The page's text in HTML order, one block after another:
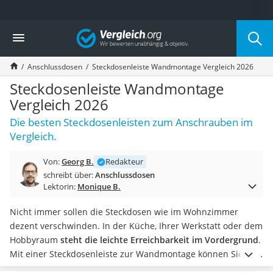
Die beliebtesten Vergleiche nach Kategorie
Baumarkt
Tresor feuerfest
Makita-Akku-Rasenmäher
Kappsäge
Smartes Türschloss
Akku-Rasentrimmer
Feuchtigkeitsmessgerät
Split-Klimaanlage 2 Innengeräte
Bohrmaschine
Tiefbrunnenpumpe
Hochdruckreiniger
Doppelschleifer
Überwachungskamera
Benzinrasenmäher mit Elektrostart
Akku-Laubsauger
Vergleich
Anschlussdosen Steckdosenleiste Wandmontage Vergleich 2026
Steckdosenleiste Wandmontage
Vergleich 2026
Die besten Steckdosenleisten zum Anschrauben im
Vergleich.
Von:Georg B.
Redakteur
schreibt über:Anschlussdosen
Lektorin: Monique B.
Nicht immer sollen die Steckdosen wie im Wohnzimmer
dezent verschwinden. In der Küche, Ihrer Werkstatt oder dem
Hobbyraum steht die leichte Erreichbarkeit im Vordergrund.
Mit einer Steckdosenleiste zur Wandmontage können Sie den
Stromanschluss dort positionieren, wo er gebrauchtwird.